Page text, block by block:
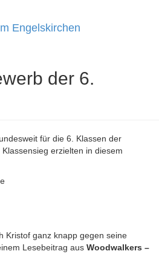
Engelskirchen
der 6.
für die 6. Klassen der
erzielten in diesem
Kristof ganz knapp gegen seine
Lesebeitrag aus Woodwalkers –